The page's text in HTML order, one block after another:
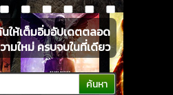
ให้เต็มอิ่มอัปเดตตลอด
ามใหม่ ครบจบในที่เดียว
ค้นหา